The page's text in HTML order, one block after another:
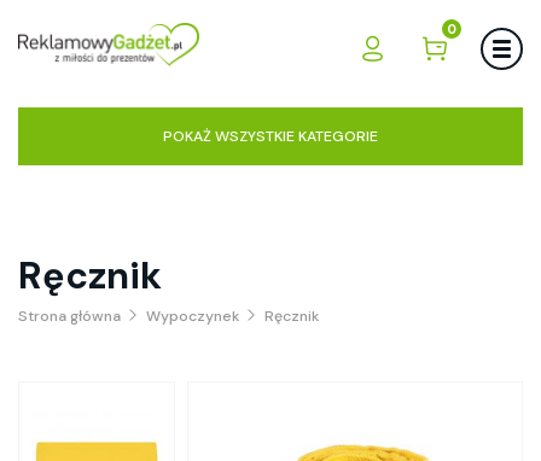
0
POKAŻ WSZYSTKIE KATEGORIE
Ręcznik
Strona główna Wypoczynek Ręcznik